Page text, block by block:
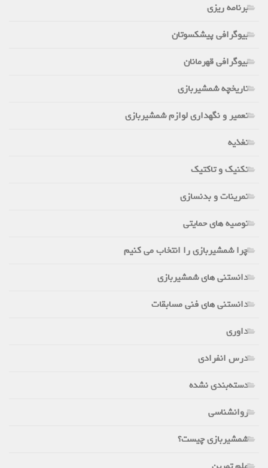
برنامه ریزی
بیوگرافی پیشکسوتان
بیوگرافی قهرمانان
تاریخچه شمشیربازی
تعمیر و نگهداری لوازم شمشیربازی
تغذیه
تکنیک و تاکتیک
تمرینات و بدنسازی
توصیه های حمایتی
چرا شمشیربازی را انتخاب می کنیم
دانستنی های شمشیربازی
دانستنی های فنی مسابقات
داوری
درس انفرادی
دسته‌بندی نشده
روانشناسی
شمشیربازی چیست؟